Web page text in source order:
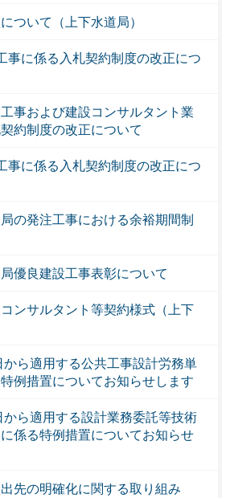
ついて（上下水道局）
事に係る入札契約制度の改正につ
工事および建設コンサルタント業
約制度の改正について
事に係る入札契約制度の改正につ
の発注工事における余裕期間制
優良建設工事表彰について
ンサルタント等契約様式（上下
ら適用する公共工事設計労務単
例措置についてお知らせします
ら適用する設計業務委託等技術
係る特例措置についてお知らせ
先の明確化に関する取り組み